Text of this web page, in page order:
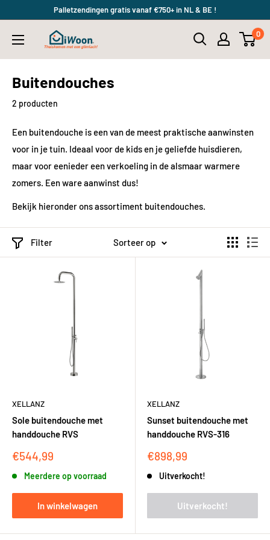
content
Palletzendingen gratis vanaf €750+ in NL & BE !
iWoon.nl 0
Buitendouches
2 producten
Een buitendouche is een van de meest praktische aanwinsten
voor in je tuin. Ideaal voor de kids en je geliefde huisdieren,
maar voor eenieder een verkoeling in de alsmaar warmere
zomers. Een ware aanwinst dus!
Bekijk hieronder ons assortiment buitendouches.
Filter Sorteer op
XELLANZ
Sole buitendouche met
handdouche RVS
Kortingsprijs
€544,99
Meerdere op voorraad
In winkelwagen
XELLANZ
Sunset buitendouche met
handdouche RVS-316
Kortingsprijs
€898,99
Uitverkocht!
Uitverkocht!